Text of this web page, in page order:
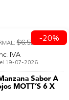
$6.52
IVA
19-07-2026.
Sabor A
MOTT’S 6 X
-20%